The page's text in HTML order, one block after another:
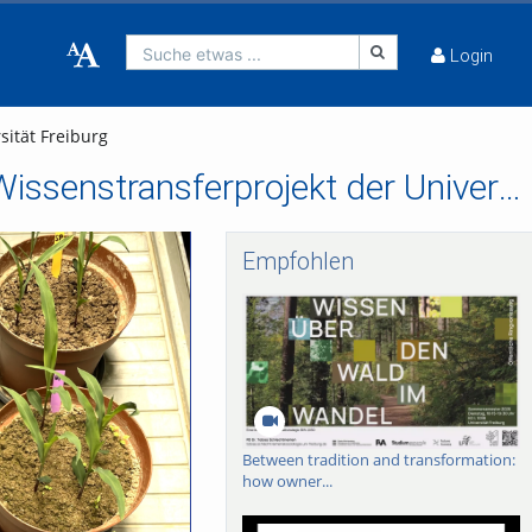
Suche etwas ... Login
Freiburg
Aus Klärschlamm Pflanzendünger machen - ein Wissenstransferprojekt der Universität Freiburg
Empfohlen
Between tradition and transformation:
how owner...